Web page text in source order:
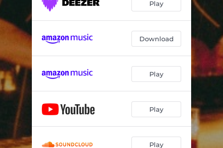
Não Penso Mais
Incêndios 03:25
Play
Download
Play
Play
Play